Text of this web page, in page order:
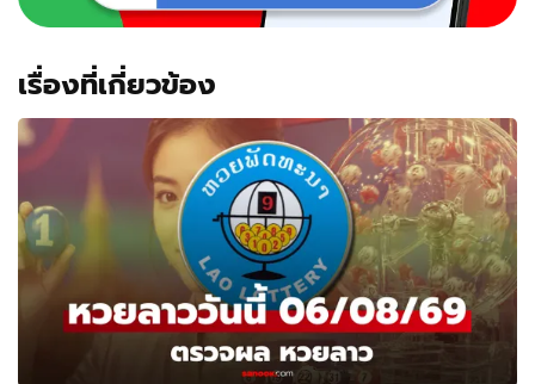
เรื่องที่เกี่ยวข้อง